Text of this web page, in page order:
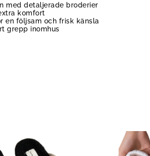
med detaljerade broderier
komfort
en följsam och frisk känsla
grepp inomhus